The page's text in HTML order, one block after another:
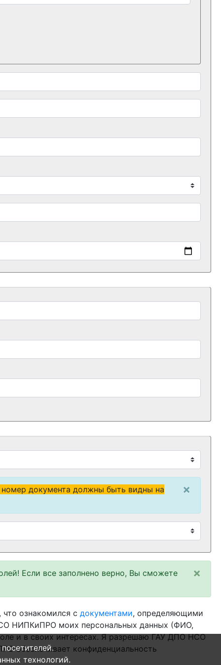
документа должны быть видны на ×
Если все заполнено верно, Вы сможете ×
ознакомился с документами, определяющими
НИПКиПРО моих персональных данных (ФИО,
и в своих интересах. Я разрешаю ГАУ ДПО НСО
обеспечивает конфиденциальность
технологий.